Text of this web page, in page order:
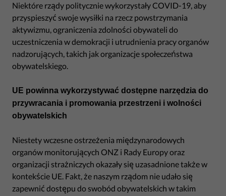
Niektóre rządy politycznie wykorzystały COVID-19, aby
przyspieszyć swoje wysiłki na rzecz powstrzymania
aktywizmu, ograniczenia zdolności obywateli do
uczestniczenia w demokracji i utrudnienia pracy organów
nadzorujących, takich jak organizacje społeczeństwa
obywatelskiego.
UE powinna wykorzystywać dostępne narzędzia do
przywracania i promowania przestrzeni i wolności
obywatelskich
Niestety wczesne ostrzeżenia międzynarodowych
organów monitorujących ONZ i Rady Europy oraz
organizacji strażniczych okazały się uzasadnione także w
kontekście UE. Fakt, że naszym rządom nie udało się
zapewnić dostępu do swobód obywatelskich w takim